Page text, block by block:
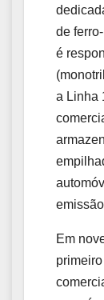
de
é
a Linha
Em